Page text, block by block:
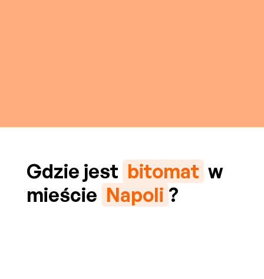
Gdzie jest bitomat w
mieście Napoli ?